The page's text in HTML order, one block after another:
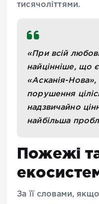
тисячоліттями.
«При всій
найцінніше, що
«Асканія-Нова»,
порушення
надзвичайно
найбільша
Пожежі
За її словами,